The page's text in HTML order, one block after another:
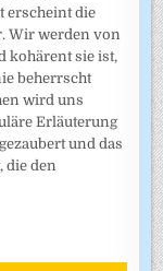
erscheint die
Wir werden von
kohärent sie ist,
beherrscht
wird uns
Erläuterung
und das
die den